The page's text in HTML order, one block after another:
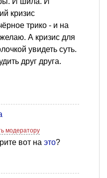
кризис
трико - и на
А кризис для
увидеть суть.
друг друга.
модератору
вот на это?